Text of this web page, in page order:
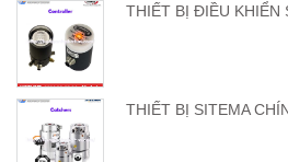
THIẾT BỊ ĐIỀU KHIỂN
THIẾT BỊ SITEMA